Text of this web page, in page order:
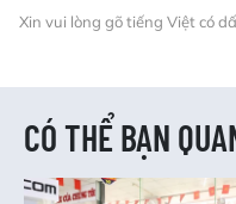
Xin vui lòng gõ tiếng Việt có
CÓ THỂ BẠN